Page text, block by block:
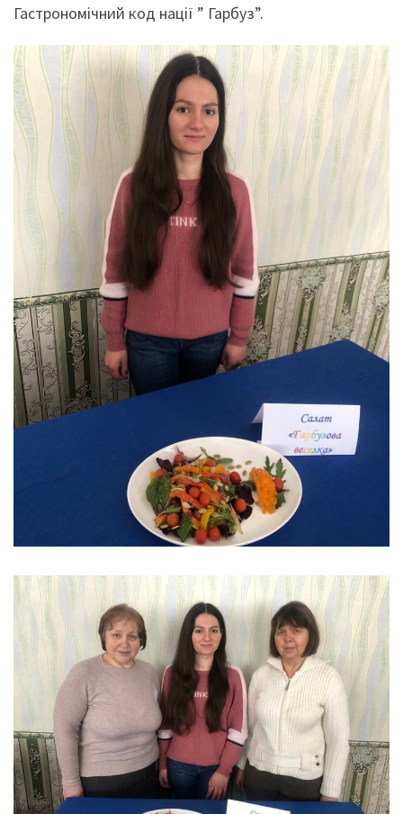
Гастрономічний код нації ” Гарбуз”.